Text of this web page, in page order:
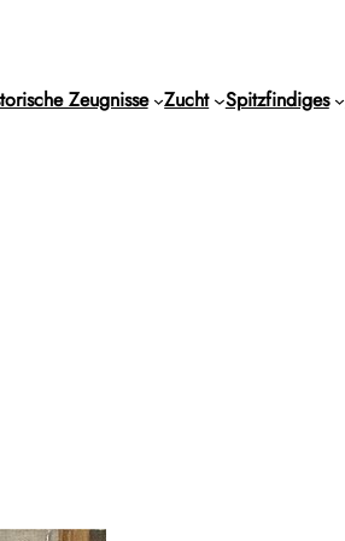
Zeugnisse Zucht Spitzfindiges